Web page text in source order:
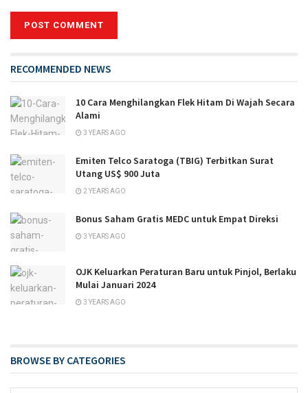
RECOMMENDED NEWS
10 Cara Menghilangkan Flek Hitam Di Wajah Secara
Alami
3 YEARS AGO
Emiten Telco Saratoga (TBIG) Terbitkan Surat
Utang US$ 900 Juta
2 YEARS AGO
Bonus Saham Gratis MEDC untuk Empat Direksi
3 YEARS AGO
OJK Keluarkan Peraturan Baru untuk Pinjol, Berlaku
Mulai Januari 2024
3 YEARS AGO
BROWSE BY CATEGORIES